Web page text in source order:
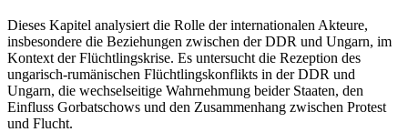
Dieses Kapitel analysiert die Rolle der internationalen Akteure,
insbesondere die Beziehungen zwischen der DDR und Ungarn, im
Kontext der Flüchtlingskrise. Es untersucht die Rezeption des
ungarisch-rumänischen Flüchtlingskonflikts in der DDR und
Ungarn, die wechselseitige Wahrnehmung beider Staaten, den
Einfluss Gorbatschows und den Zusammenhang zwischen Protest
und Flucht.